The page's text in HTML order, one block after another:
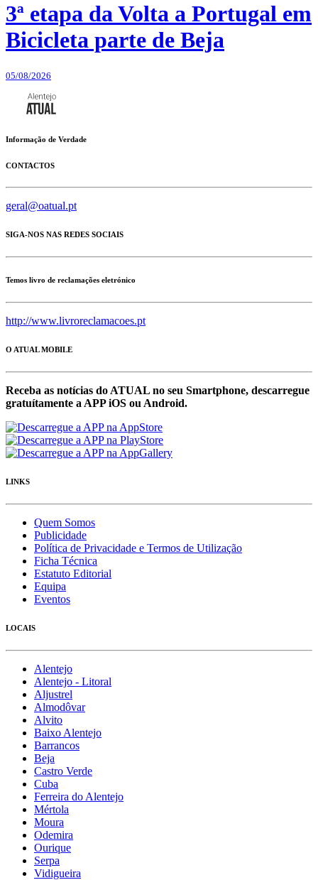
3ª etapa da Volta a Portugal em
Bicicleta parte de Beja
05/08/2026
Informação de Verdade
CONTACTOS
geral@oatual.pt
SIGA-NOS NAS REDES SOCIAIS
Temos livro de reclamações eletrónico
http://www.livroreclamacoes.pt
O ATUAL MOBILE
Receba as notícias do ATUAL no seu Smartphone, descarregue
gratuítamente a APP iOS ou Android.
LINKS
Quem Somos
Publicidade
Política de Privacidade e Termos de Utilização
Ficha Técnica
Estatuto Editorial
Equipa
Eventos
LOCAIS
Alentejo
Alentejo - Litoral
Aljustrel
Almodôvar
Alvito
Baixo Alentejo
Barrancos
Beja
Castro Verde
Cuba
Ferreira do Alentejo
Mértola
Moura
Odemira
Ourique
Serpa
Vidigueira